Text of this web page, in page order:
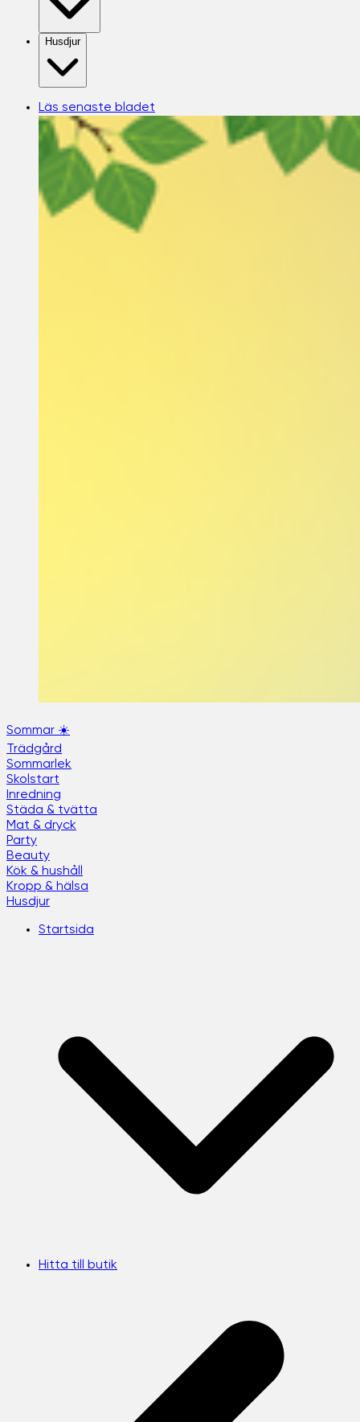
Husdjur
Läs senaste bladet
Sommar ☀️
Trädgård
Sommarlek
Skolstart
Inredning
Städa & tvätta
Mat & dryck
Party
Beauty
Kök & hushåll
Kropp & hälsa
Husdjur
Startsida
Hitta till butik